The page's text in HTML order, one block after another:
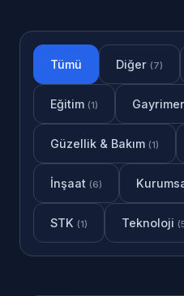
Tümü Diğer (7)
Eğitim (1)
Güzellik & Bakım (1)
İnşaat (6)
STK (1) Teknoloji